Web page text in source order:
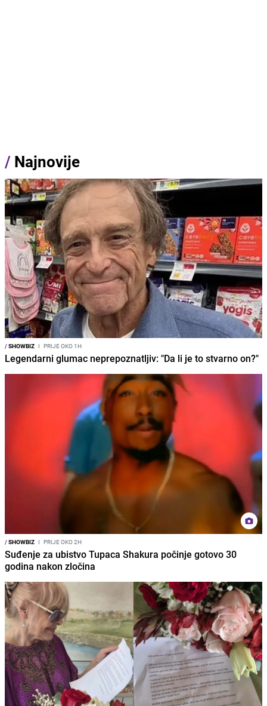
/ Najnovije
/SHOWBIZ I PRIJE OKO 1H
Legendarni glumac neprepoznatljiv: "Da li je to stvarno on?"
/SHOWBIZ I PRIJE OKO 2H
Suđenje za ubistvo Tupaca Shakura počinje gotovo 30
godina nakon zločina